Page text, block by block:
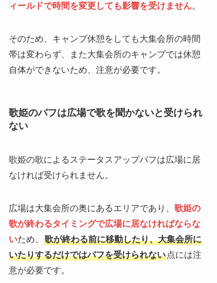
ィールドで時間を変更しても影響を受けません。
そのため、キャンプ休憩をしても大集会所の時間
帯は変わらず、また大集会所のキャンプでは休憩
自体ができないため、注意が必要です。
歌姫のバフは広場で歌を聞かないと受けられ
ない
歌姫の歌によるステータスアップバフは広場に居
なければ受けられません。
広場は大集会所の奥にあるエリアであり、 歌姫の
歌が終わるタイミングで広場に居なければならな
いため、 歌が終わる前に移動したり、大集会所に
いたりするだけではバフを受けられない点には注
意が必要です。